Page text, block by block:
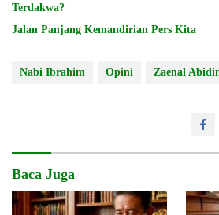
Terdakwa?
Jalan Panjang Kemandirian Pers Kita
Nabi Ibrahim Opini Zaenal
Baca Juga